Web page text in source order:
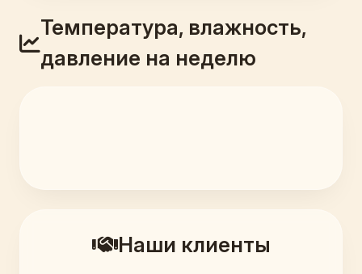
Температура, влажность,
давление на неделю
Наши клиенты